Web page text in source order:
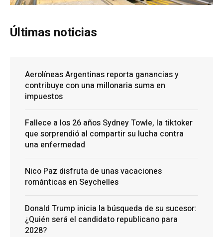
Últimas noticias
Aerolíneas Argentinas reporta ganancias y
contribuye con una millonaria suma en
impuestos
Fallece a los 26 años Sydney Towle, la tiktoker
que sorprendió al compartir su lucha contra
una enfermedad
Nico Paz disfruta de unas vacaciones
románticas en Seychelles
Donald Trump inicia la búsqueda de su sucesor:
¿Quién será el candidato republicano para
2028?